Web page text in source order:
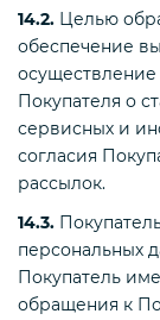
14.2. Целью
обеспечение
Покупателя о
сервисных и
согласия
рассылок.
14.3.
персональных
Покупатель
обращения к